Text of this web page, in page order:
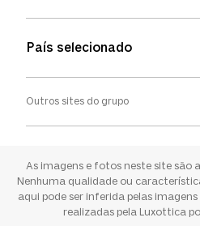
País selecionado
Outros sites do grupo
Ray-ban
Sunglass Hut
As imagens e fotos neste site são
Nenhuma qualidade ou
aqui pode ser inferida pelas
realizadas pela Luxottica